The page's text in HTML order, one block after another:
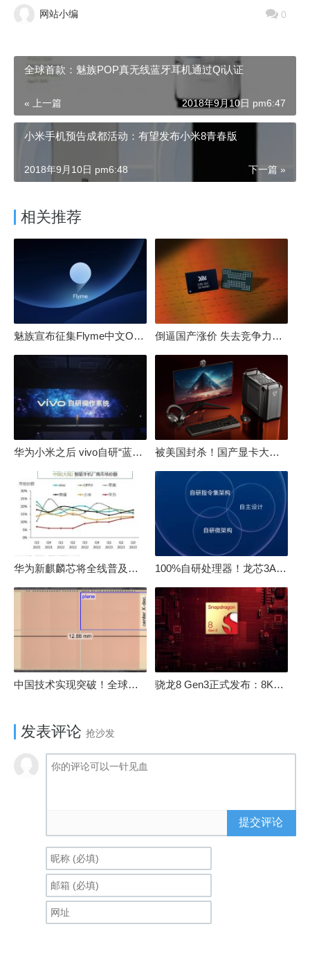
网站小编 0
全球首款：魅族POP真无线蓝牙耳机通过Qi认证
« 上一篇 2018年9月10日 pm6:47
小米手机预告成都活动：有望发布小米8青春版
下一篇 »
2018年9月10日 pm6:48
相关推荐
魅族宣布征集Flyme中文OS名：要像鸿蒙、澎湃一样响亮 倒逼国产涨价 失去竞争力！三星要减产50%：SSD必须涨价
华为小米之后 vivo自研“蓝河”操作系统重磅发布 被美国封杀！国产显卡大厂：中国GPU不存在至暗时刻
华为新麒麟芯将全线普及！高中低端全面采用 改写竞争格局 100%自研处理器！龙芯3A6000评测：与10代酷睿互有胜负
中国技术实现突破！全球最先进的3D NAND存储芯片被发现 骁龙8 Gen3正式发布：8K240手游成真！AI性能飙升98％
发表评论 抢沙发
提交评论